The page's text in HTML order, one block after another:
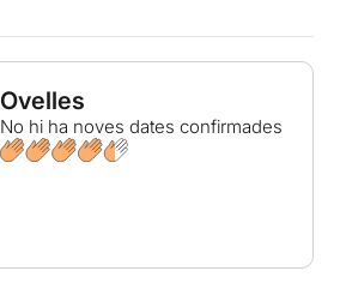
Ovelles
No hi ha noves dates confirmades